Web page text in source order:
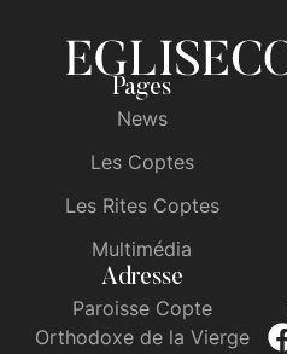
Pages
News
Les Coptes
Les Rites Coptes
Multimédia
Adresse
Paroisse Copte
Orthodoxe de la Vierge